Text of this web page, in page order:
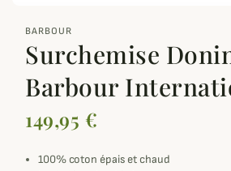
BARBOUR
Surchemise
Barbour
149,95 €
100% coton épais et chaud